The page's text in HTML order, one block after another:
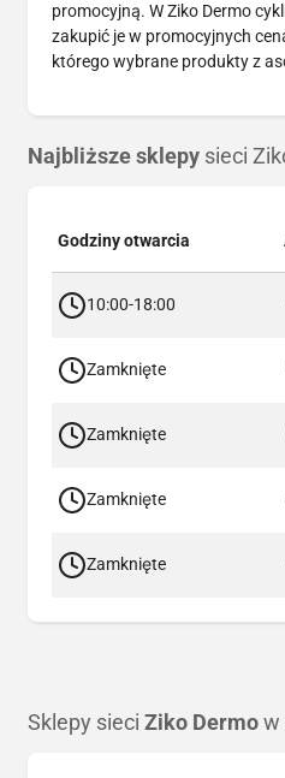
promocyjną. W Ziko Dermo
zakupić je w promocyjnych
którego wybrane produkty z
Najbliższe sklepy sieci
Godziny otwarcia
10:00-18:00
Zamknięte
Zamknięte
Zamknięte
Zamknięte
Sklepy sieci Ziko Dermo w